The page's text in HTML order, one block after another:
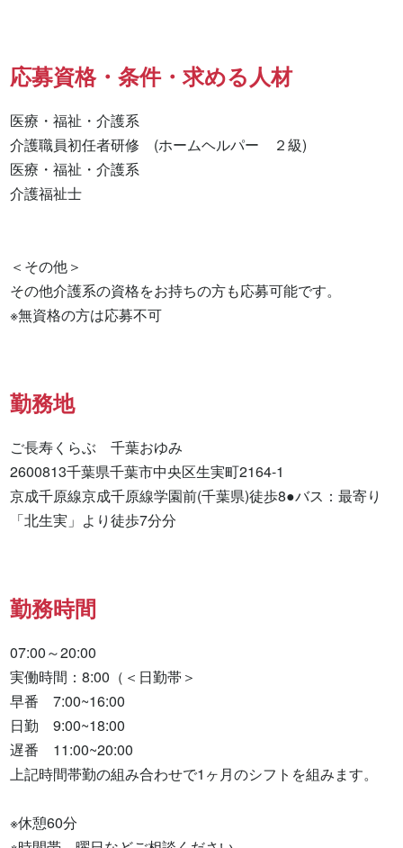
応募資格・条件・求める人材
医療・福祉・介護系
介護職員初任者研修　(ホームヘルパー　２級)
医療・福祉・介護系
介護福祉士
＜その他＞
その他介護系の資格をお持ちの方も応募可能です。
※無資格の方は応募不可
勤務地
ご長寿くらぶ　千葉おゆみ
2600813千葉県千葉市中央区生実町2164-1
京成千原線京成千原線学園前(千葉県)徒歩8●バス：最寄り
「北生実」より徒歩7分分
勤務時間
07:00～20:00
実働時間：8:00（＜日勤帯＞
早番　7:00~16:00
日勤　9:00~18:00
遅番　11:00~20:00
上記時間帯勤の組み合わせで1ヶ月のシフトを組みます。
※休憩60分